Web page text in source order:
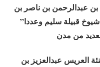
بن عبدالرحمن بن ناصر بن
قبيلة سليم وعددا”
من مدن
العريس عبدالعزيز بن